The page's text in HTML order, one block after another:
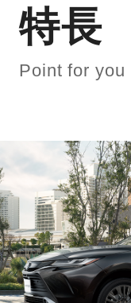
特長
Point for you